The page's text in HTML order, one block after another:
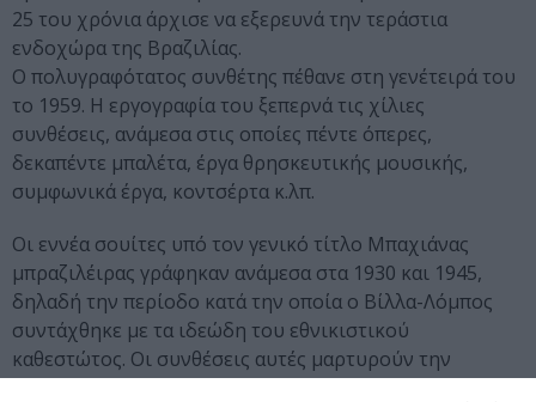
25 του χρόνια άρχισε να εξερευνά την τεράστια
ενδοχώρα της Βραζιλίας.
Ο πολυγραφότατος συνθέτης πέθανε στη γενέτειρά του
το 1959. Η εργογραφία του ξεπερνά τις χίλιες
συνθέσεις, ανάμεσα στις οποίες πέντε όπερες,
δεκαπέντε μπαλέτα, έργα θρησκευτικής μουσικής,
συμφωνικά έργα, κοντσέρτα κ.λπ.
Οι εννέα σουίτες υπό τον γενικό τίτλο Μπαχιάνας
μπραζιλέιρας γράφηκαν ανάμεσα στα 1930 και 1945,
δηλαδή την περίοδο κατά την οποία ο Βίλλα-Λόμπος
συντάχθηκε με τα ιδεώδη του εθνικιστικού
καθεστώτος. Οι συνθέσεις αυτές μαρτυρούν την